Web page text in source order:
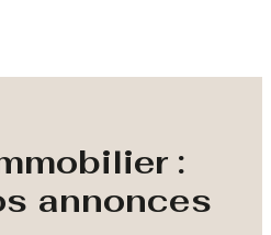
:
annonces